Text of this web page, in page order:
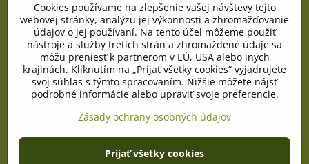
PO - PIA od 10:00 do 14:00
Telefón poradňa:
+421 903 996 513
E-mail:
poradna@pramenzdravia.sk
©2026Copyright
Predvoľby súkromiaZásady ochrany osobných údajov
Cookies používame na zlepšenie vašej návštevy tejto
webovej stránky, analýzu jej výkonnosti a zhromažďovanie
údajov o jej používaní. Na tento účel môžeme použiť
nástroje a služby tretích strán a zhromaždené údaje sa
môžu preniesť k partnerom v EÚ, USA alebo iných
krajinách. Kliknutím na „Prijať všetky cookies“ vyjadrujete
svoj súhlas s týmto spracovaním. Nižšie môžete nájsť
podrobné informácie alebo upraviť svoje preferencie.
Zásady ochrany osobných údajov
Prijať všetky cookies